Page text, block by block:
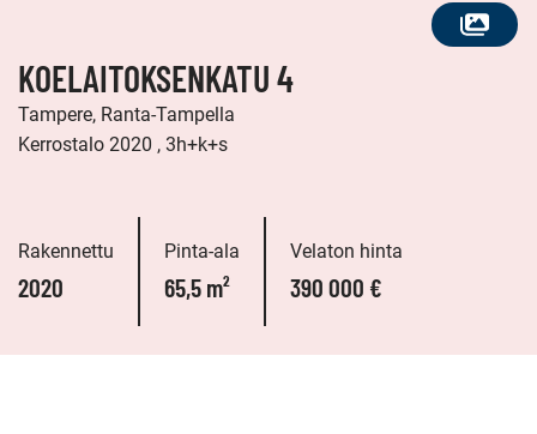
KATSO
KOELAITOKSENKATU 4
Tampere, Ranta-Tampella
Kerrostalo 2020 , 3h+k+s
Rakennettu
2020
Pinta-ala
65,5 m²
Velaton hinta
390 000 €